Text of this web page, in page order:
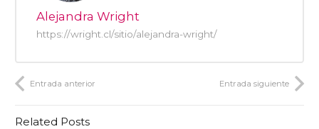
Alejandra Wright
https://wright.cl/sitio/alejandra-wright/
Entrada anterior Entrada siguiente
Related Posts